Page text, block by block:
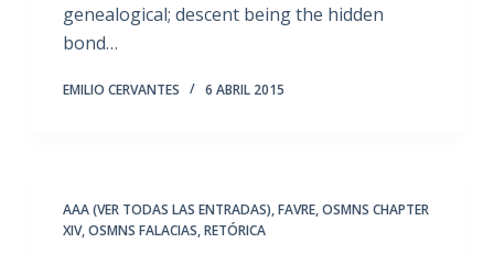
genealogical; descent being the hidden
bond…
EMILIO CERVANTES 6 ABRIL 2015
AAA (VER TODAS LAS ENTRADAS),FAVRE,OSMNS CHAPTER
XIV,OSMNS FALACIAS,RETÓRICA